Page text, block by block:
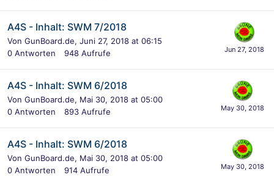
A4S - Inhalt: SWM 7/2018
Von GunBoard.de, Juni 27, 2018 at 06:15
0 Antworten 948 Aufrufe
A4S - Inhalt: SWM 6/2018
Von GunBoard.de, Mai 30, 2018 at 05:00
0 Antworten 893 Aufrufe
A4S - Inhalt: SWM 6/2018
Von GunBoard.de, Mai 30, 2018 at 05:00
0 Antworten 914 Aufrufe